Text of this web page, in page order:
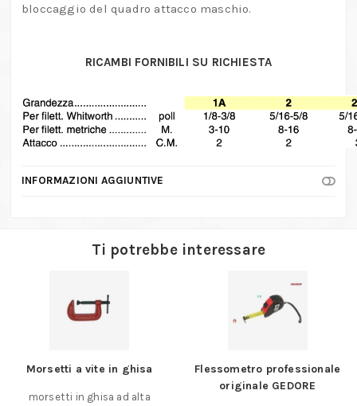
bloccaggio del quadro attacco maschio.
RICAMBI FORNIBILI SU RICHIESTA
INFORMAZIONI AGGIUNTIVE
Ti potrebbe interessare
Morsetti a vite in ghisa
morsetti in ghisa ad alta
Flessometro professionale
originale GEDORE